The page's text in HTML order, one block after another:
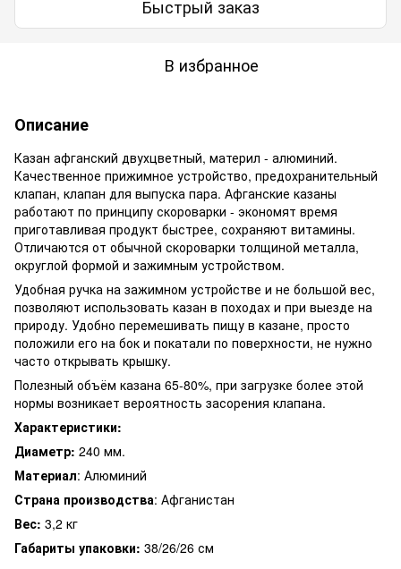
Быстрый заказ
В избранное
Описание
Казан афганский двухцветный, материл - алюминий.
Качественное прижимное устройство, предохранительный
клапан, клапан для выпуска пара. Афганские казаны
работают по принципу скороварки - экономят время
приготавливая продукт быстрее, сохраняют витамины.
Отличаются от обычной скороварки толщиной металла,
округлой формой и зажимным устройством.
Удобная ручка на зажимном устройстве и не большой вес,
позволяют использовать казан в походах и при выезде на
природу. Удобно перемешивать пищу в казане, просто
положили его на бок и покатали по поверхности, не нужно
часто открывать крышку.
Полезный объём казана 65-80%, при загрузке более этой
нормы возникает вероятность засорения клапана.
Характеристики:
Диаметр: 240 мм.
Материал: Алюминий
Страна производства: Афганистан
Вес: 3,2 кг
Габариты упаковки: 38/26/26 см